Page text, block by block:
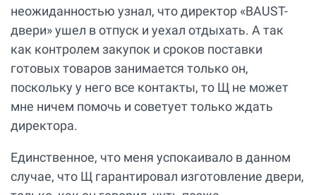
неожиданностью узнал, что директор «BAUST-
двери» ушел в отпуск и уехал отдыхать. А так
как контролем закупок и сроков поставки
готовых товаров занимается только он,
поскольку у него все контакты, то Щ не может
мне ничем помочь и советует только ждать
директора.
Единственное, что меня успокаивало в данном
случае, что Щ гарантировал изготовление двери,